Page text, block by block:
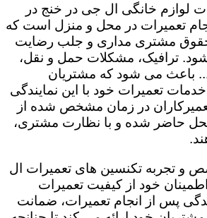
لوازم خانگی ال جی در خنج در
تعمیرات در محل و منزل است که
مشتری مداری و جلب رضایت
ترافیک، مشکلات حمل و نقل،
باعث می شود که مشتریان
تعمیرات خود با این نمایندگی
در زمان مشخص شده از
حاضر شده و با نظارت مشتری،
و تجربه تکنسین های تعمیرات ال
خود از کیفیت تعمیرات
پس از انجام تعمیرات، ضمانت